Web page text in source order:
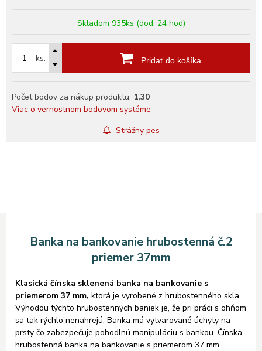
Skladom 935ks (dod. 24 hod)
ks. Pridať do košíka
Počet bodov za nákup produktu: 1,30
Viac o vernostnom bodovom systéme
Strážny pes
Banka na bankovanie hrubostenná č.2
priemer 37mm
Klasická čínska sklenená banka na bankovanie s
priemerom 37 mm, ktorá je vyrobené z hrubostenného skla.
Výhodou týchto hrubostenných baniek je, že pri práci s ohňom
sa tak rýchlo nenahrejú. Banka má vytvarované úchyty na
prsty čo zabezpečuje pohodlnú manipuláciu s bankou. Čínska
hrubostenná banka na bankovanie s priemerom 37 mm.